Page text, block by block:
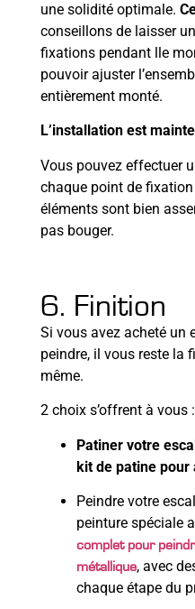
une solidité optimale.
conseillons de laisser
fixations pendant lle
pouvoir ajuster
entièrement monté.
L’installation est
Vous pouvez effectuer
chaque point de
éléments sont bien
pas bouger.
6. Finition
Si vous avez acheté un
peindre, il vous reste la
même.
2 choix s’offrent à vous :
Patiner votre
kit de patine pour
Peindre votre
peinture spéciale
complet pour
métallique, avec
chaque étape du